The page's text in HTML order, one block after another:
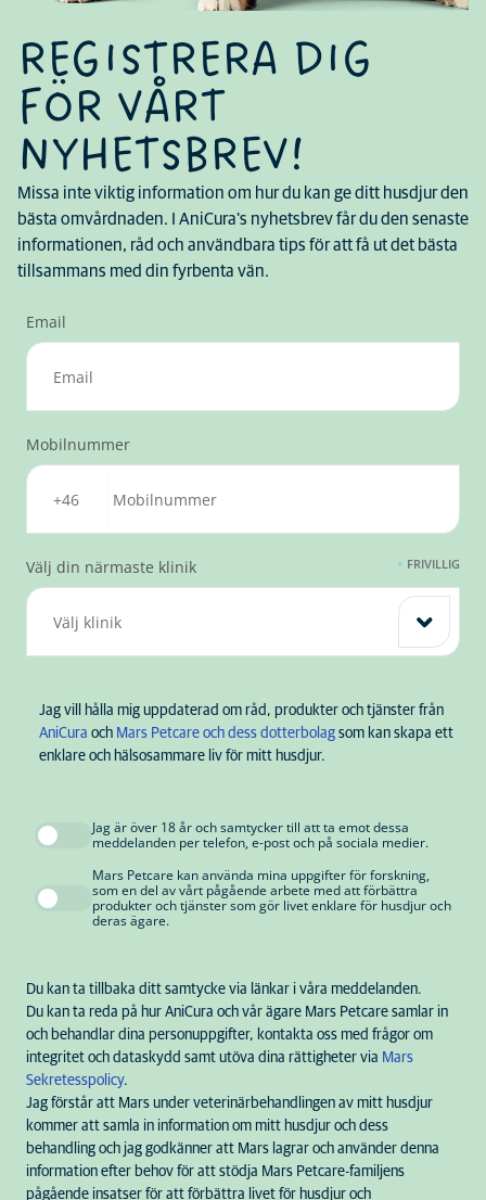
REGISTRERA DIG
FÖR VÅRT
NYHETSBREV!
Missa inte viktig information om hur du kan ge ditt husdjur den
bästa omvårdnaden. I AniCura's nyhetsbrev får du den senaste
informationen, råd och användbara tips för att få ut det bästa
tillsammans med din fyrbenta vän.
Email
Mobilnummer
Välj din närmaste klinik FRIVILLIG
Välj klinik
Södertälje
Animalen Södertälje
Välj
Arboga
Västerås
Aros Veterinärcentrum
Välj
Nättraby
Blekinge Smådjursklinik
Välj
Jag vill hålla mig uppdaterad om råd, produkter och tjänster från
AniCura och Mars Petcare och dess dotterbolag som kan skapa ett
enklare och hälsosammare liv för mitt husdjur.
Jag är över 18 år och samtycker till att ta emot dessa
meddelanden per telefon, e-post och på sociala medier.
Mars Petcare kan använda mina uppgifter för forskning,
som en del av vårt pågående arbete med att förbättra
produkter och tjänster som gör livet enklare för husdjur och
deras ägare.
Du kan ta tillbaka ditt samtycke via länkar i våra meddelanden.
Du kan ta reda på hur AniCura och vår ägare Mars Petcare samlar in
och behandlar dina personuppgifter, kontakta oss med frågor om
integritet och dataskydd samt utöva dina rättigheter via Mars
Sekretesspolicy.
Jag förstår att Mars under veterinärbehandlingen av mitt husdjur
kommer att samla in information om mitt husdjur och dess
behandling och jag godkänner att Mars lagrar och använder denna
information efter behov för att stödja Mars Petcare-familjens
pågående insatser för att förbättra livet för husdjur och